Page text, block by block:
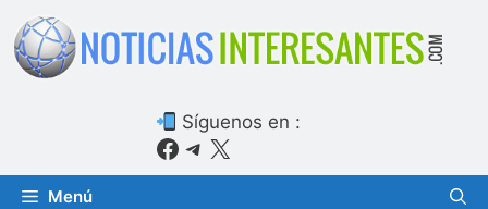
Saltar
contenido
Síguenos en :
Facebook
Telegram
X
Menú